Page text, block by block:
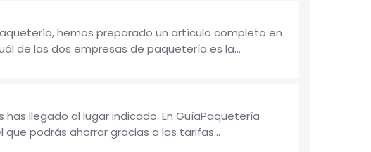
hemos preparado un artículo completo en
de las dos empresas de paquetería es la...
llegado al lugar indicado. En GuíaPaquetería
podrás ahorrar gracias a las tarifas...